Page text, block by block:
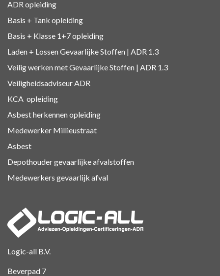
Logic-all B.V.
Beverpad 7
ADR opleiding
Basis + Tank opleiding
Basis + Klasse 1+7opleiding
Laden + Lossen Gevaarlijke Stoffen | ADR 1.3
Veilig werken met Gevaarlijke Stoffen | ADR 1.3
Veiligheidsadviseur ADR
KCA opleiding
Asbest herkennenopleiding
Medewerker Millieustraat
Asbest
Depothouder gevaarlijke afvalstoffen
Medewerkers gevaarlijk afval